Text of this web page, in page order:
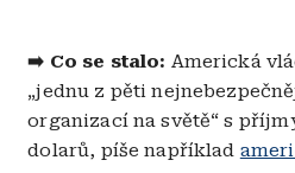
➡️ Co se stalo: Americká
„jednu z pěti
organizací na světě“ s
dolarů, píše například